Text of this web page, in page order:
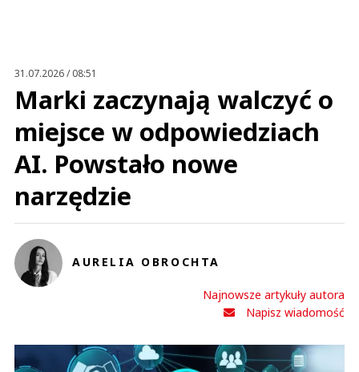
31.07.2026 / 08:51
Marki zaczynają walczyć o
miejsce w odpowiedziach
AI. Powstało nowe
narzędzie
AURELIA OBROCHTA
Najnowsze artykuły autora
Napisz wiadomość